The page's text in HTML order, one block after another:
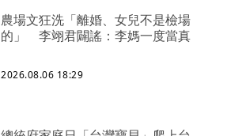
農場文狂洗「離婚、女兒不是檢場
的」 李翊君闢謠：李媽一度當真
2026.08.06 18:29